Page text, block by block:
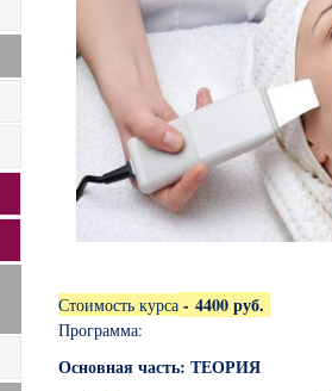
Стоимость курса- 4400 руб.
Программа:
Основная часть: ТЕОРИЯ